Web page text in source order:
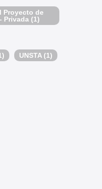
Proyecto de
Privada (1)
UNSTA (1)